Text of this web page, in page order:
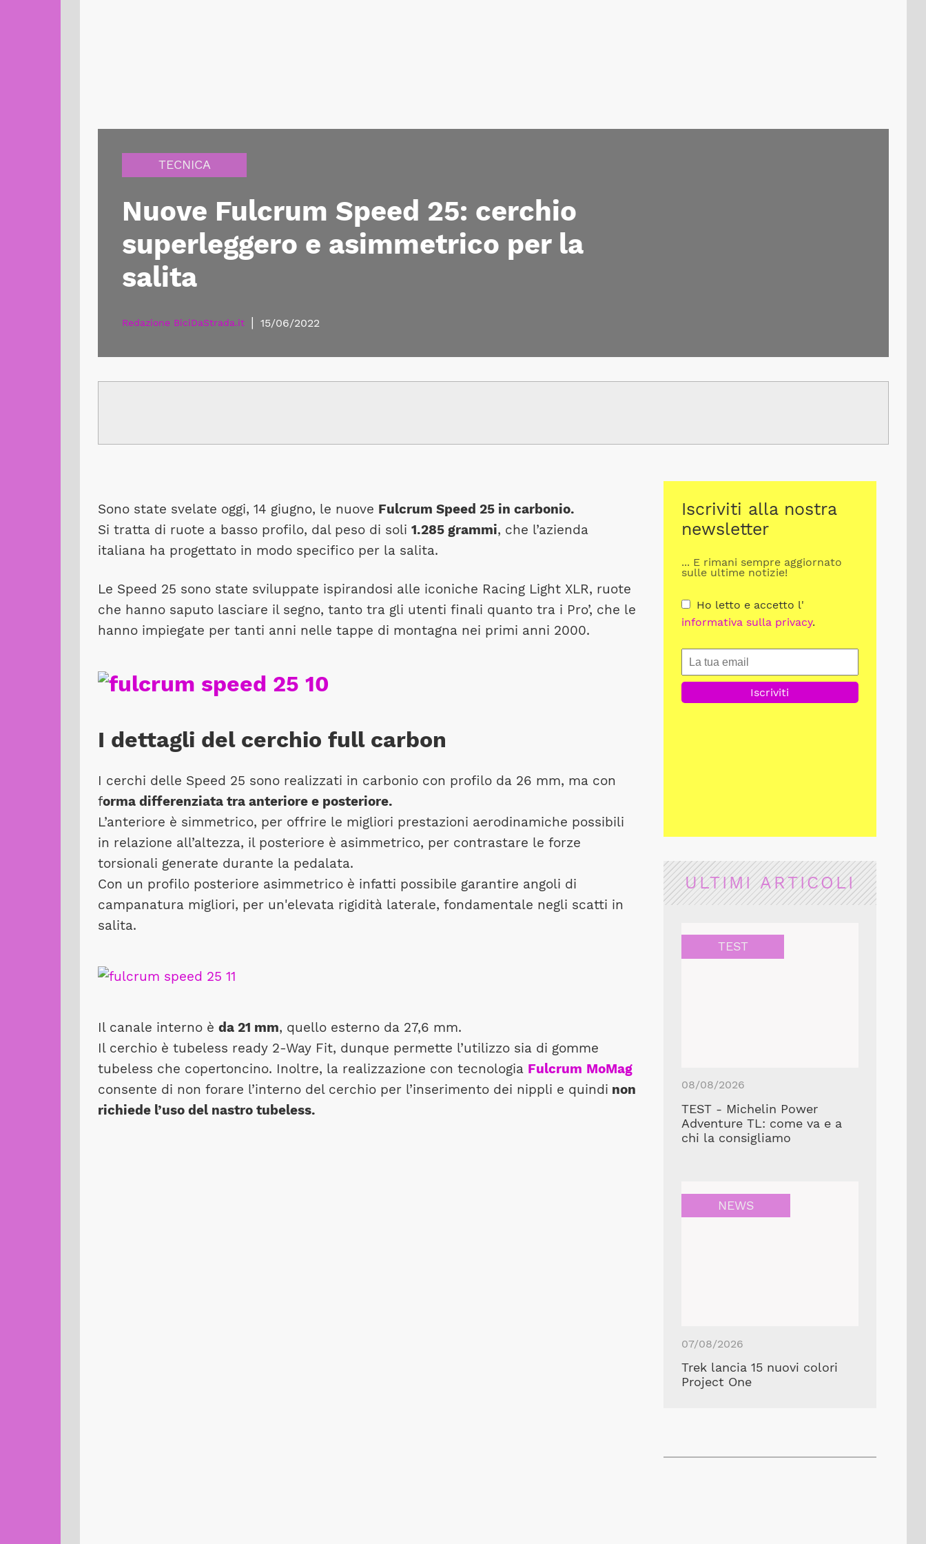
TECNICA
Nuove Fulcrum Speed 25: cerchio
superleggero e asimmetrico per la
salita
Redazione BiciDaStrada.it | 15/06/2022
Sono state svelate oggi, 14 giugno, le nuove Fulcrum Speed 25 in carbonio.
Si tratta di ruote a basso profilo, dal peso di soli 1.285 grammi, che l’azienda
italiana ha progettato in modo specifico per la salita.
Le Speed 25 sono state ​​sviluppate ispirandosi alle iconiche Racing Light XLR, ruote
che hanno saputo lasciare il segno, tanto tra gli utenti finali quanto tra i Pro’, che le
hanno impiegate per tanti anni nelle tappe di montagna nei primi anni 2000.
I dettagli del cerchio full carbon
I cerchi delle Speed 25 sono realizzati in carbonio con profilo da 26 mm, ma con
forma differenziata tra anteriore e posteriore.
L’anteriore è simmetrico, per offrire le migliori prestazioni aerodinamiche possibili
in relazione all’altezza, il posteriore è asimmetrico, per contrastare le forze
torsionali generate durante la pedalata.
Con un profilo posteriore asimmetrico è infatti possibile garantire angoli di
campanatura migliori, per un'elevata rigidità laterale, fondamentale negli scatti in
salita.
Il canale interno è da 21 mm, quello esterno da 27,6 mm.
Il cerchio è tubeless ready 2-Way Fit, dunque permette l’utilizzo sia di gomme
tubeless che copertoncino. Inoltre, la realizzazione con tecnologia Fulcrum MoMag
consente di non forare l’interno del cerchio per l’inserimento dei nippli e quindi non
richiede l’uso del nastro tubeless.
Iscriviti alla nostra
newsletter
... E rimani sempre aggiornato
sulle ultime notizie!
Ho letto e accetto l'
informativa sulla privacy.
ULTIMI ARTICOLI
TEST
08/08/2026
TEST - Michelin Power
Adventure TL: come va e a
chi la consigliamo
NEWS
07/08/2026
Trek lancia 15 nuovi colori
Project One